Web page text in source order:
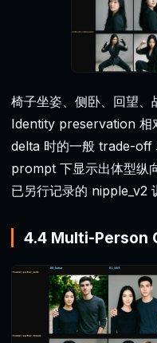
椅子坐姿、侧卧、回望、
Identity preservation 相
delta 时的一般 trade-
prompt 下显示出体型纵
已另行记录的 nipple_v2
4.4 Multi-Person